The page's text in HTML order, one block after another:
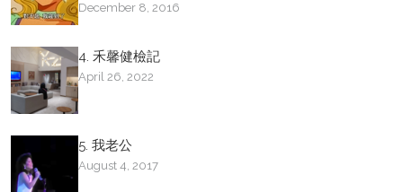
December 8, 2016
4. 禾馨健檢記
April 26, 2022
5. 我老公
August 4, 2017